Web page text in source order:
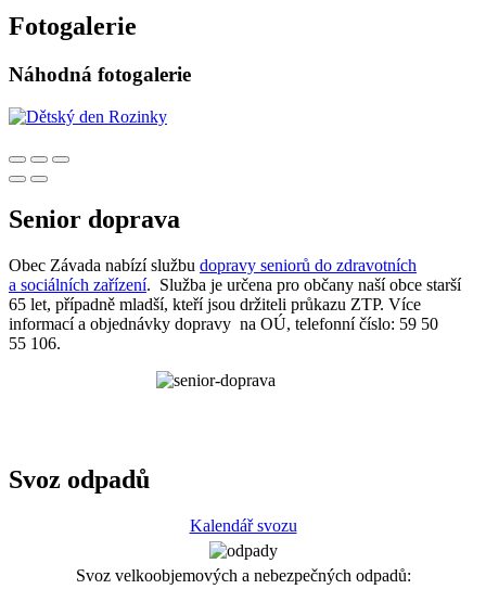
Fotogalerie
Náhodná fotogalerie
Senior doprava
Obec Závada nabízí službu dopravy seniorů do zdravotních
a sociálních zařízení. Služba je určena pro občany naší obce starší
65 let, případně mladší, kteří jsou držiteli průkazu ZTP. Více
informací a objednávky dopravy na OÚ, telefonní číslo: 59 50
55 106.
Svoz odpadů
Kalendář svozu
Svoz velkoobjemových a nebezpečných odpadů: